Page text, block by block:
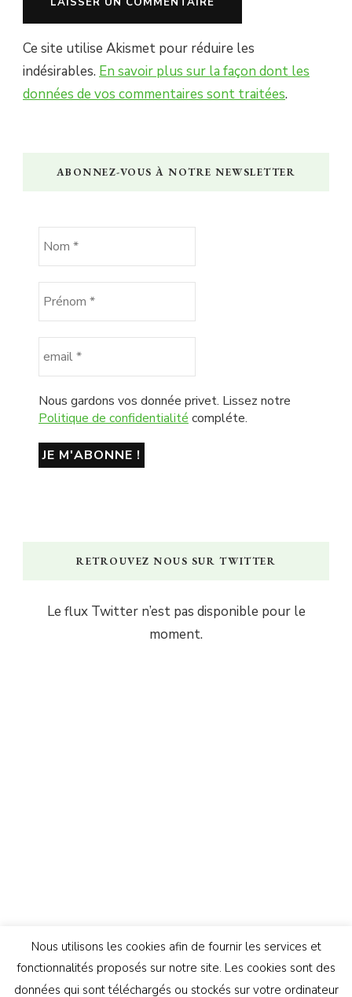
Ce site utilise Akismet pour réduire les
indésirables. En savoir plus sur la façon dont les
données de vos commentaires sont traitées.
ABONNEZ-VOUS À NOTRE NEWSLETTER
Nous gardons vos donnée privet. Lissez notre
Politique de confidentialité compléte.
RETROUVEZ NOUS SUR TWITTER
Le flux Twitter n’est pas disponible pour le
moment.
Nous utilisons les cookies afin de fournir les services et
fonctionnalités proposés sur notre site. Les cookies sont des
données qui sont téléchargés ou stockés sur votre ordinateur